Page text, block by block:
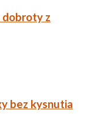
dobroty z
bez kysnutia